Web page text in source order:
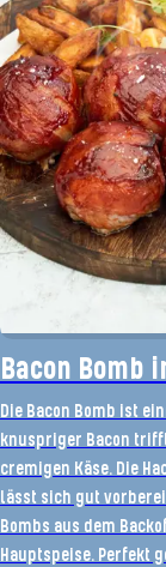
Bacon Bomb
Die Bacon Bomb ist
knuspriger Bacon
cremigen Käse. Die
lässt sich gut
Bombs aus dem
Hauptspeise. Perfekt